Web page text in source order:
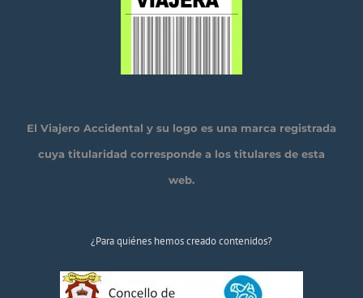
El Viajero Accidental y su logo es una marca registrada
cuya titularidad corresponde a los titulares de esta
web.
¿Para quiénes hemos creado contenidos?